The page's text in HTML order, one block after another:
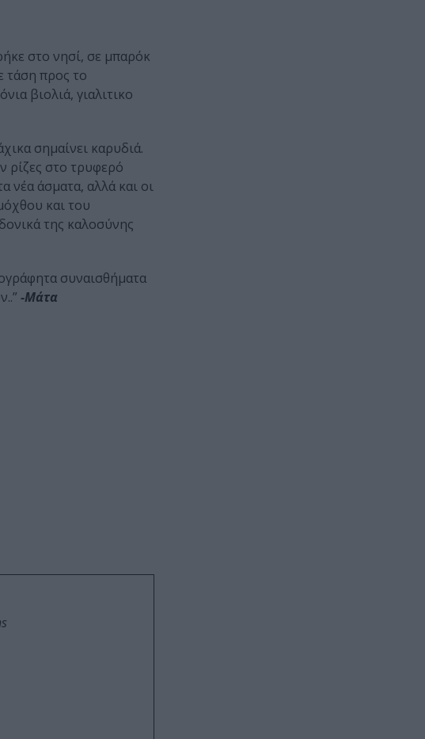
στο νησί, σε μπαρόκ
τάση προς το
βιολιά, γιαλιτικο
σημαίνει καρυδιά.
ρίζες στο τρυφερό
νέα άσματα, αλλά και οι
και του
της καλοσύνης
συναισθήματα
-Μάτα